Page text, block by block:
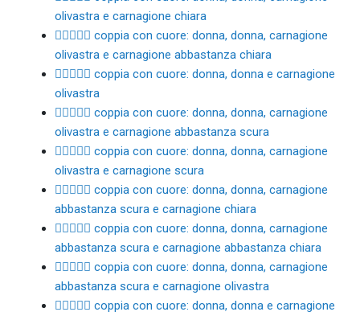
olivastra e carnagione chiara
👩🏽‍❤️‍👩🏼 coppia con cuore: donna, donna, carnagione
olivastra e carnagione abbastanza chiara
👩🏽‍❤️‍👩🏽 coppia con cuore: donna, donna e carnagione
olivastra
👩🏽‍❤️‍👩🏾 coppia con cuore: donna, donna, carnagione
olivastra e carnagione abbastanza scura
👩🏽‍❤️‍👩🏿 coppia con cuore: donna, donna, carnagione
olivastra e carnagione scura
👩🏾‍❤️‍👩🏻 coppia con cuore: donna, donna, carnagione
abbastanza scura e carnagione chiara
👩🏾‍❤️‍👩🏼 coppia con cuore: donna, donna, carnagione
abbastanza scura e carnagione abbastanza chiara
👩🏾‍❤️‍👩🏽 coppia con cuore: donna, donna, carnagione
abbastanza scura e carnagione olivastra
👩🏾‍❤️‍👩🏾 coppia con cuore: donna, donna e carnagione